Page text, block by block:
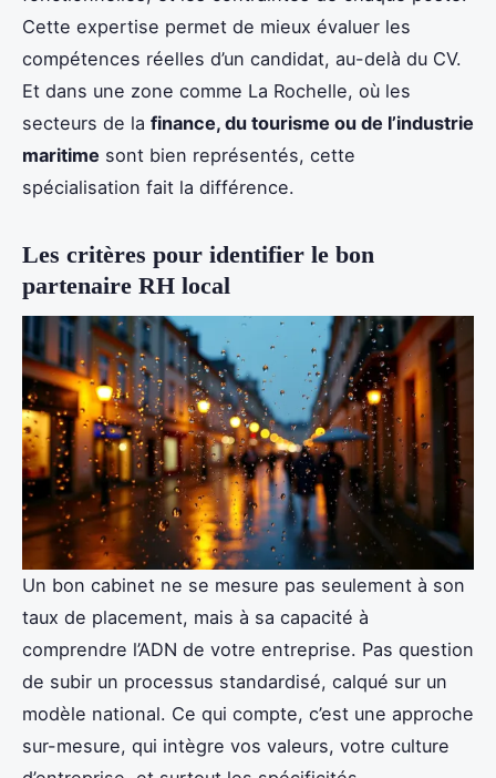
Cette expertise permet de mieux évaluer les
compétences réelles d’un candidat, au-delà du CV.
Et dans une zone comme La Rochelle, où les
secteurs de la finance, du tourisme ou de l’industrie
maritime sont bien représentés, cette
spécialisation fait la différence.
Les critères pour identifier le bon
partenaire RH local
Un bon cabinet ne se mesure pas seulement à son
taux de placement, mais à sa capacité à
comprendre l’ADN de votre entreprise. Pas question
de subir un processus standardisé, calqué sur un
modèle national. Ce qui compte, c’est une approche
sur-mesure, qui intègre vos valeurs, votre culture